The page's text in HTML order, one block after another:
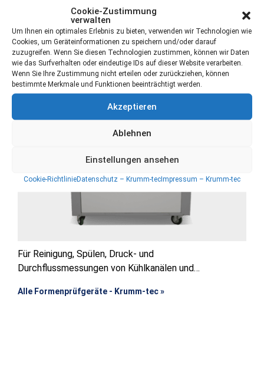
Cookie-Zustimmung
verwalten
Um Ihnen ein optimales Erlebnis zu bieten, verwenden wir Technologien wie
Cookies, um Geräteinformationen zu speichern und/oder darauf
zuzugreifen. Wenn Sie diesen Technologien zustimmen, können wir Daten
wie das Surfverhalten oder eindeutige IDs auf dieser Website verarbeiten.
Wenn Sie Ihre Zustimmung nicht erteilen oder zurückziehen, können
bestimmte Merkmale und Funktionen beeinträchtigt werden.
Akzeptieren
Ablehnen
Einstellungen ansehen
Cookie-RichtlinieDatenschutz – Krumm-tecImpressum – Krumm-tec
Formenprüfgeräte - Krumm-tec
Für Reinigung, Spülen, Druck- und
Durchflussmessungen von Kühlkanälen und
Alle Formenprüfgeräte - Krumm-tec »